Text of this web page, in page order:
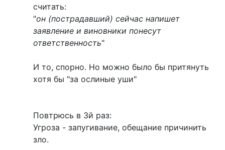
считать:
"он (пострадавший) сейчас напишет
заявление и виновники понесут
ответственность"
И то, спорно. Но можно было бы притянуть
хотя бы "за ослиные уши"
Повтрюсь в 3й раз:
Угроза - запугивание, обещание причинить
зло.